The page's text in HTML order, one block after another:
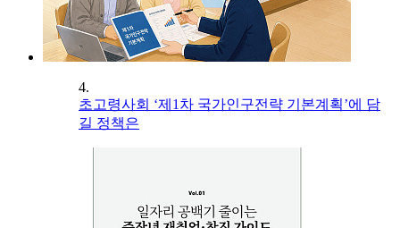
4.
초고령사회 ‘제1차 국가인구전략 기본계획’에 담
길 정책은